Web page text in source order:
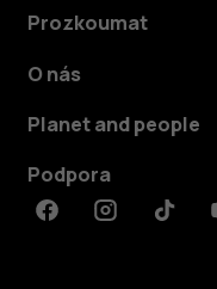
Prozkoumat
O nás
Planet and people
Podpora
FacebookInstagramTiktok